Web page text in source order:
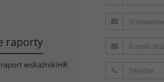
raporty
wskaźnikiHR